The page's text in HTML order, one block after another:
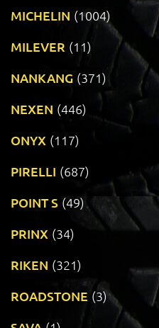
MICHELIN (1004)
MILEVER (11)
NANKANG (371)
NEXEN (446)
ONYX (117)
PIRELLI (687)
POINT S (49)
PRINX (34)
RIKEN (321)
ROADSTONE (3)